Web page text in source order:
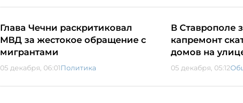
Глава Чечни раскритиковал
МВД за жестокое обращение с
мигрантами
05 декабря, 06:01Политика
В Ставрополе
капремонт
домов на
05 декабря, 05:12